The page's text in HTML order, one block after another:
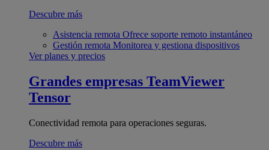
Descubre más
Asistencia remota Ofrece soporte remoto instantáneo
Gestión remota Monitorea y gestiona dispositivos
Ver planes y precios
Grandes empresas TeamViewer
Tensor
Conectividad remota para operaciones seguras.
Descubre más